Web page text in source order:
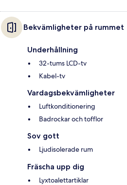
Bekvämligheter på rummet
Underhållning
32-tums LCD-tv
Kabel-tv
Vardagsbekvämligheter
Luftkonditionering
Badrockar och tofflor
Sov gott
Ljudisolerade rum
Fräscha upp dig
Lyxtoalettartiklar